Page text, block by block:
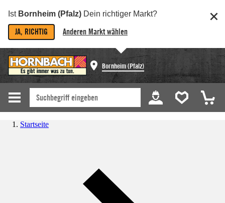
Ist Bornheim (Pfalz) Dein richtiger Markt?
JA, RICHTIG Anderen Markt wählen
Bornheim (Pfalz)
Startseite